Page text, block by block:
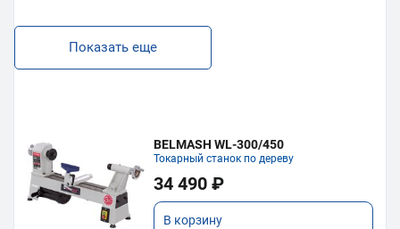
Показать еще
BELMASH WL-300/450
Токарный станок по дереву
34 490 ₽
В корзину